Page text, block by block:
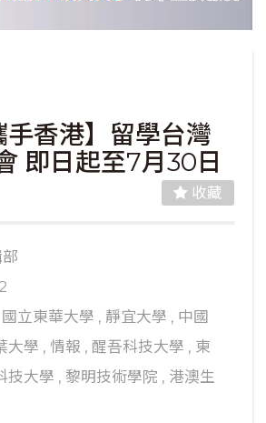
手香港】留學台灣
即日起至7月30日
收藏
國立東華大學 , 靜宜大學 , 中國
大學 , 情報 , 醒吾科技大學 , 東
技大學 , 黎明技術學院 , 港澳生